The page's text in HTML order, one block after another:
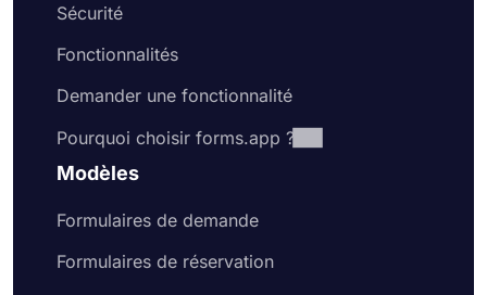
Sécurité
Fonctionnalités
Demander une fonctionnalité
Pourquoi choisir forms.app ?
Modèles
Formulaires de demande
Formulaires de réservation